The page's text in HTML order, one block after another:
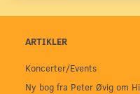
ARTIKLER
Koncerter/Events
Ny bog fra Peter Øvig om